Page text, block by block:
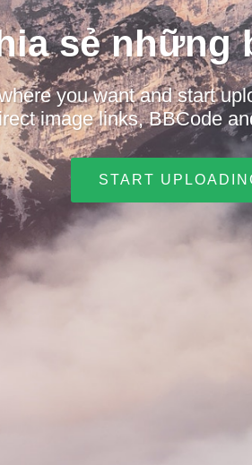
sẻ những
you want and start
image links, BBCode
START